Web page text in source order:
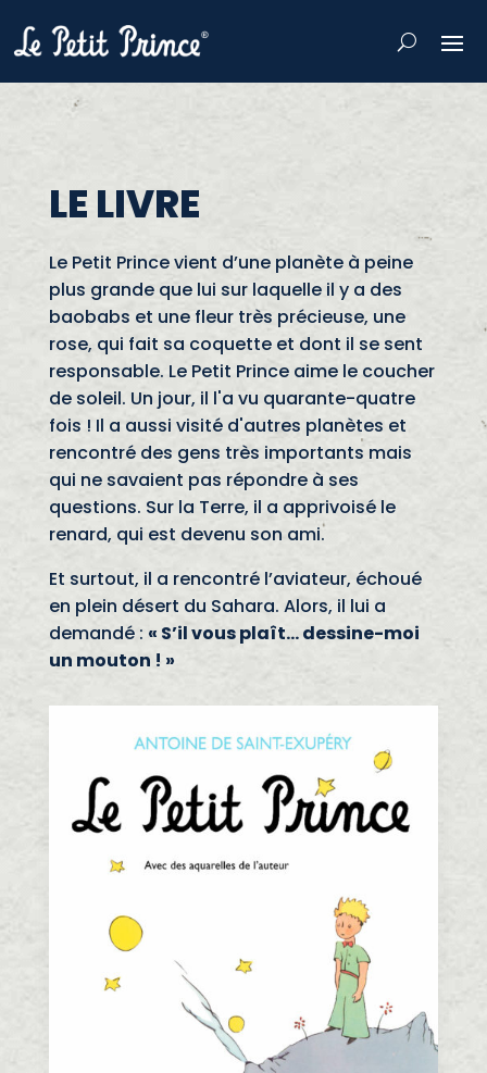
LE LIVRE
Le Petit Prince vient d’une planète à peine
plus grande que lui sur laquelle il y a des
baobabs et une fleur très précieuse, une
rose, qui fait sa coquette et dont il se sent
responsable. Le Petit Prince aime le coucher
de soleil. Un jour, il l'a vu quarante-quatre
fois ! Il a aussi visité d'autres planètes et
rencontré des gens très importants mais
qui ne savaient pas répondre à ses
questions. Sur la Terre, il a apprivoisé le
renard, qui est devenu son ami.
Et surtout, il a rencontré l’aviateur, échoué
en plein désert du Sahara. Alors, il lui a
demandé : « S’il vous plaît… dessine-moi
un mouton ! »